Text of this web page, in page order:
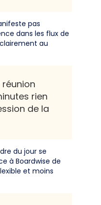
pas
dans les flux de
au
rien
de la
du jour se
à Boardwise de
et moins